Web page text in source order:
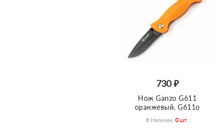
730 ₽
Нож Ganzo G611
оранжевый, G611o
В Наличии: 0 Шт.